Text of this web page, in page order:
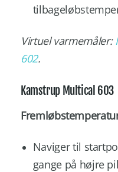
Virtuel varmemåler:
602.
Kamstrup Multical 603
Naviger til
gange på højre